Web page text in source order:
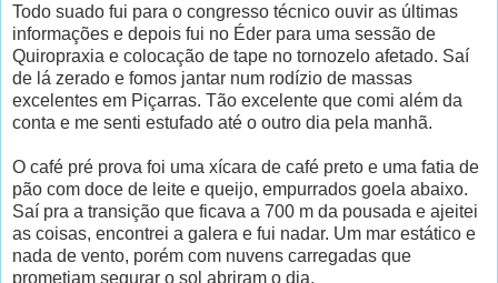
Todo suado fui para o congresso técnico ouvir as últimas
informações e depois fui no Éder para uma sessão de
Quiropraxia e colocação de tape no tornozelo afetado. Saí
de lá zerado e fomos jantar num rodízio de massas
excelentes em Piçarras. Tão excelente que comi além da
conta e me senti estufado até o outro dia pela manhã.
O café pré prova foi uma xícara de café preto e uma fatia de
pão com doce de leite e queijo, empurrados goela abaixo.
Saí pra a transição que ficava a 700 m da pousada e ajeitei
as coisas, encontrei a galera e fui nadar. Um mar estático e
nada de vento, porém com nuvens carregadas que
prometiam segurar o sol abriram o dia.